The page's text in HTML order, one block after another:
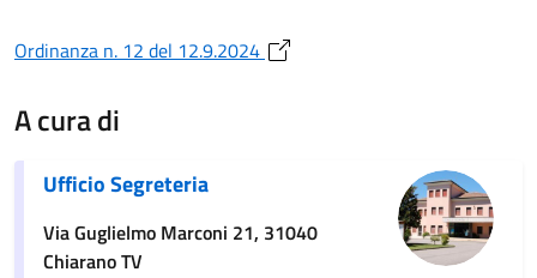
Ordinanza n. 12 del 12.9.2024
A cura di
Ufficio Segreteria
Via Guglielmo Marconi 21, 31040
Chiarano TV